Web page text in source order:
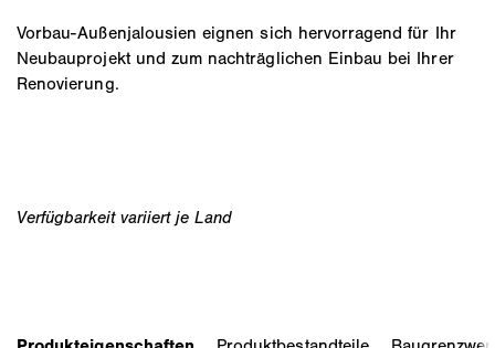
Vorbau-Außenjalousien eignen sich hervorragend für Ihr
Neubauprojekt und zum nachträglichen Einbau bei Ihrer
Renovierung.